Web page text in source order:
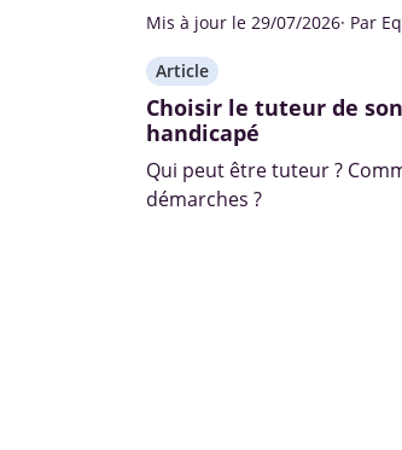
Mis à jour le 29/07/2026· Par
Article
Choisir le tuteur de
handicapé
Qui peut être tuteur ?
démarches ?